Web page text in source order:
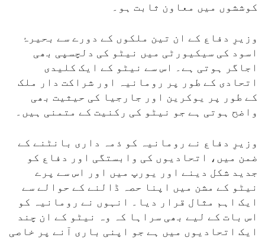
کوششوں میں معاون ثابت ہو۔
وزیرِ دفاع کے ان تین ملکوں کے دورے سے بحیرۂ
اسود کی سیکیورٹی میں نیٹو کی دلچسپی بھی
اجاگر ہوتی ہے۔ اس سے نیٹو کے ایک کلیدی
اتحادی کے طور پر رومانیہ اور شراکت دار ملک
کے طور پر یوکرین اور جارجیا کی حیثیت بھی
واضح ہوتی ہے جو نیٹو کی رکنیت کے متمنی ہیں۔
وزیرِ دفاع نے رومانیہ کو ذمہ داری بانٹنے کے
ضمن میں، اتحادیوں کی وابستگی اور دفاع کو
جدید شکل دینے اور یورپ میں اور اس سے پرے
نیٹو کے مشن میں اپنا حصہ ڈالنے کے حوالے سے
ایک اہم مثال قرار دیا۔ انہوں نے رومانیہ کو
اس بات کے لیے بھی سراہا کہ وہ نیٹو کے ان چند
ایک اتحادیوں میں ہے جو اپنی باری آنے پر خاصی